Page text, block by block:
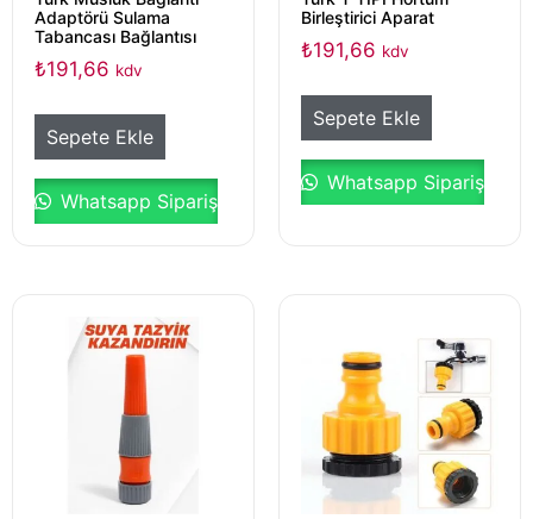
Adaptörü Sulama
Tabancası Bağlantısı
₺191,66 kdv
Sepete Ekle
Whatsapp Sipariş
Birleştirici Aparat
₺191,66 kdv
Sepete Ekle
Whatsapp Sipariş